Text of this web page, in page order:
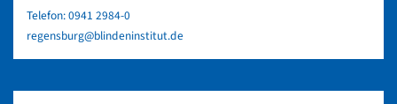
Telefon:0941 2984-0
regensburg@blindeninstitut.de